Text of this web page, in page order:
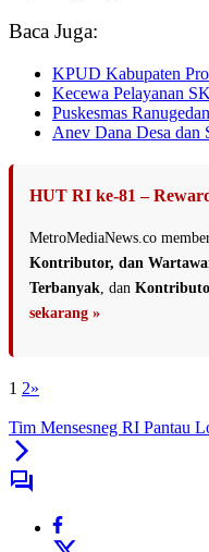
Baca Juga:
KPUD Kabupaten
Kecewa Pelayanan
Puskesmas
Anev Dana Desa dan
HUT RI ke-81 –
MetroMediaNews.co
Kontributor, dan
Terbanyak , dan
sekarang »
1 2»
Tim Mensesneg RI Pantau